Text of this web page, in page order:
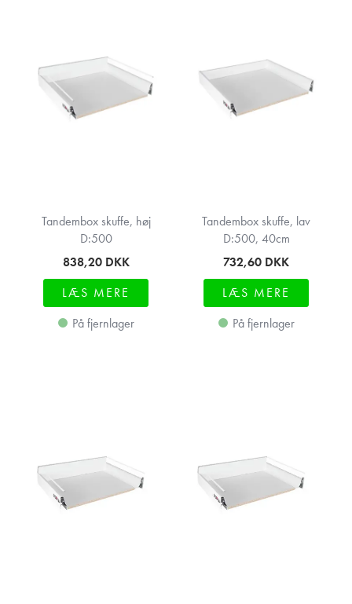
Tandembox skuffe, høj
D:500
838,20 DKK
LÆS MERE
På fjernlager
Tandembox skuffe, lav
D:500, 40cm
732,60 DKK
LÆS MERE
På fjernlager